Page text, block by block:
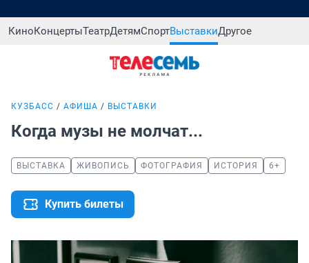
КиноКонцертыТеатрДетямСпортВыставкиДругое
КУЗБАСС АФИША ВЫСТАВКИ
Когда музы не молчат...
ВЫСТАВКА ЖИВОПИСЬ ФОТОГРАФИЯ ИСТОРИЯ 6+
Купить билеты